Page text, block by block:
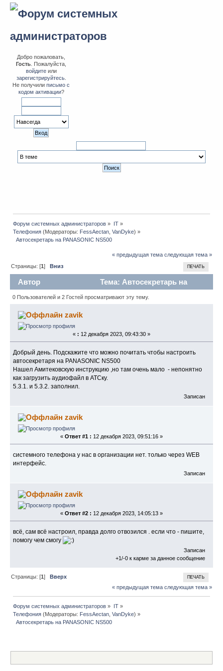
Добро пожаловать,
Гость . Пожалуйста,
войдитеили
зарегистрируйтесь.
Не получилиписьмо с
кодом активации?
Форум системных администраторов » IT»
Телефония (Модераторы: FessAectan ,VanDyke) »
  Автосекретарь на PANASONIC NS500
« предыдущая тема следующая тема »
ПЕЧАТЬ
Страницы: [1]Вниз
Автор
Тема: Автосекретарь на
PANASONIC NS500 (Прочитано 4670 раз)
0 Пользователей и 2 Гостей просматривают эту тему.
zavik
« : 12 декабря 2023, 09:43:30 »
Добрый день. Подскажите что можно почитать чтобы настроить
автосекретаря на PANASONIC NS500
Нашел Амитековскую инструкцию ,но там очень мало - непонятно
как загрузить аудиофайл в АТСку.
5.3.1. и 5.3.2. заполнил.
Записан
zavik
« Ответ #1 : 12 декабря 2023, 09:51:16 »
системного телефона у нас в организации нет. только через WEB
интерфейс.
Записан
zavik
« Ответ #2 : 12 декабря 2023, 14:05:13 »
всё, сам всё настроил, правда долго отвозился . если что - пишите,
помогу чем смогу
Записан
+1/-0 к карме за данное сообщение
ПЕЧАТЬ
Страницы: [1]Вверх
« предыдущая тема следующая тема »
Форум системных администраторов » IT»
Телефония (Модераторы: FessAectan ,VanDyke) »
  Автосекретарь на PANASONIC NS500